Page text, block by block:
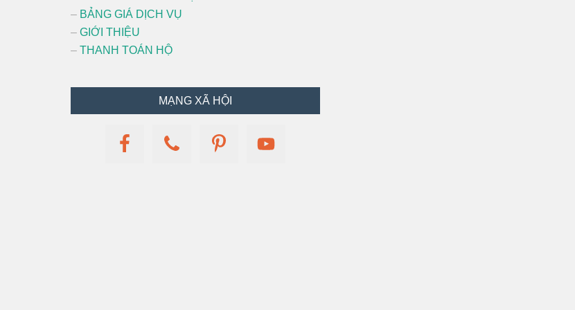
– BẢNG GIÁ DỊCH VỤ
– GIỚI THIỆU
– THANH TOÁN HỘ
MẠNG XÃ HỘI